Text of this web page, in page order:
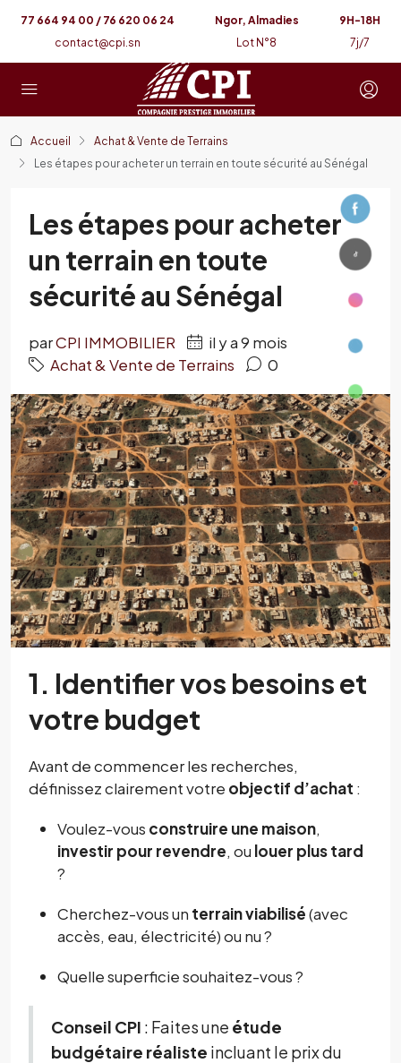
77 664 94 00 / 76 620 06 24
contact@cpi.sn
Ngor, Almadies
Lot N°8
9H-18H
7j/7
Accueil
Achat & Vente de Terrains
Les étapes pour acheter un terrain en toute sécurité au Sénégal
Les étapes pour acheter
un terrain en toute
sécurité au Sénégal
parCPI IMMOBILIER
il y a 9 mois
Achat & Vente de Terrains
0
1. Identifier vos besoins et
votre budget
Avant de commencer les recherches,
définissez clairement votre objectif d’achat :
Voulez-vous construire une maison,
investir pour revendre, ou louer plus tard
?
Cherchez-vous un terrain viabilisé(avec
accès, eau, électricité) ou nu ?
Quelle superficie souhaitez-vous ?
Conseil CPI : Faites une étude
budgétaire réaliste incluant le prix du